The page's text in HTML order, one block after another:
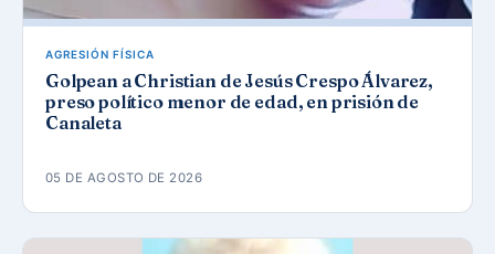
AGRESIÓN FÍSICA
Golpean a Christian de Jesús Crespo Álvarez,
preso político menor de edad, en prisión de
Canaleta
05 DE AGOSTO DE 2026